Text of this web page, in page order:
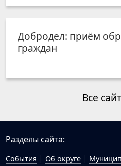
Добродел: приём
граждан
Все
Разделы сайта:
События Об округе